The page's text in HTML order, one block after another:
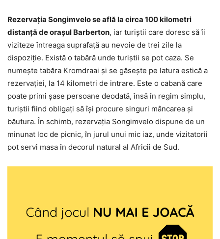
Rezervaţia Songimvelo se află la circa 100 kilometri
distanţă de oraşul Barberton, iar turiştii care doresc să îi
viziteze întreaga suprafaţă au nevoie de trei zile la
dispoziţie. Există o tabără unde turiştii se pot caza. Se
numeşte tabăra Kromdraai şi se găseşte pe latura estică a
rezervaţiei, la 14 kilometri de intrare. Este o cabană care
poate primi şase persoane deodată, însă în regim simplu,
turiştii fiind obligaţi să îşi procure singuri mâncarea şi
băutura. În schimb, rezervaţia Songimvelo dispune de un
minunat loc de picnic, în jurul unui mic iaz, unde vizitatorii
pot servi masa în decorul natural al Africii de Sud.